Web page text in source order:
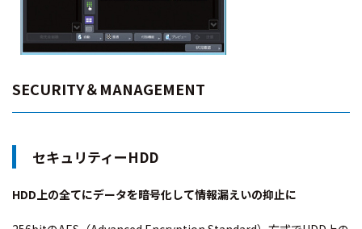
SECURITY＆MANAGEMENT
セキュリティーHDD
HDD上の全てにデータを暗号化して情報漏えいの抑止に